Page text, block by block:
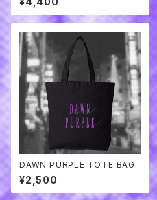
DAWN PURPLE TOTE BAG
¥2,500